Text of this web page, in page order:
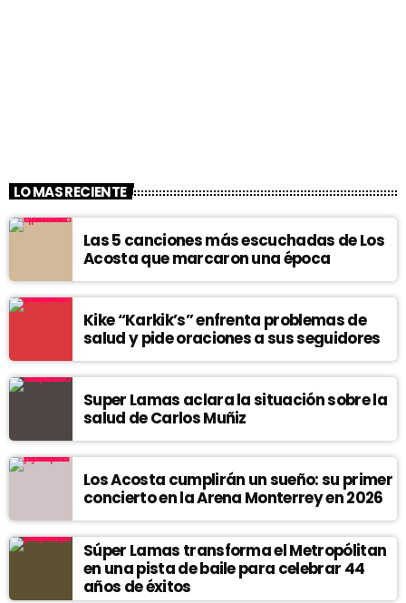
LO MAS RECIENTE
Las 5 canciones más escuchadas de Los
Acosta que marcaron una época
Kike “Karkik’s” enfrenta problemas de
salud y pide oraciones a sus seguidores
Super Lamas aclara la situación sobre la
salud de Carlos Muñiz
Los Acosta cumplirán un sueño: su primer
concierto en la Arena Monterrey en 2026
Súper Lamas transforma el Metropólitan
en una pista de baile para celebrar 44
años de éxitos